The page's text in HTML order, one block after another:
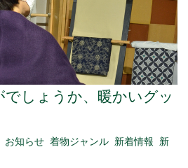
しょうか、暖かいグッ
お知らせ 着物ジャンル 新着情報 新